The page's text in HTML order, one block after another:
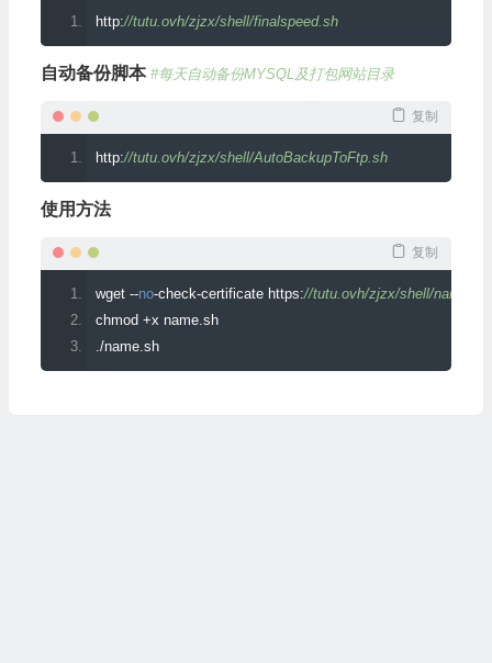
http://tutu.ovh/zjzx/shell/finalspeed.sh
自动备份脚本 #每天自动备份MYSQL及打包网站目录
复制
http://tutu.ovh/zjzx/shell/AutoBackupToFtp.sh
使用方法
复制
wget --no-check-certificate https://tutu.ovh/zjzx/shell/name.sh
chmod +x name. sh
./name. sh